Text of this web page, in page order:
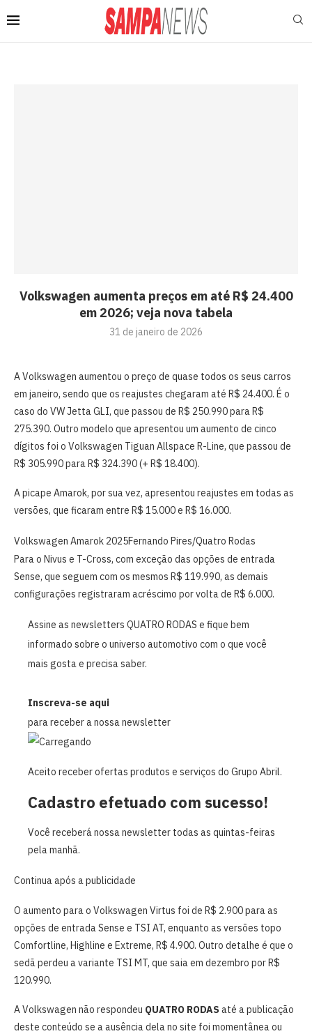
Volkswagen aumenta preços em até R$ 24.400
em 2026; veja nova tabela
31 de janeiro de 2026
A Volkswagen aumentou o preço de quase todos os seus carros
em janeiro, sendo que os reajustes chegaram até R$ 24.400. É o
caso do VW Jetta GLI, que passou de R$ 250.990 para R$
275.390. Outro modelo que apresentou um aumento de cinco
dígitos foi o Volkswagen Tiguan Allspace R-Line, que passou de
R$ 305.990 para R$ 324.390 (+ R$ 18.400).
A picape Amarok, por sua vez, apresentou reajustes em todas as
versões, que ficaram entre R$ 15.000 e R$ 16.000.
Volkswagen Amarok 2025Fernando Pires/Quatro Rodas
Para o Nivus e T-Cross, com exceção das opções de entrada
Sense, que seguem com os mesmos R$ 119.990, as demais
configurações registraram acréscimo por volta de R$ 6.000.
Assine as newsletters QUATRO RODAS e fique bem
informado sobre o universo automotivo com o que você
mais gosta e precisa saber.
Inscreva-se aqui
para receber a nossa newsletter
Aceito receber ofertas produtos e serviços do Grupo Abril.
Cadastro efetuado com sucesso!
Você receberá nossa newsletter todas as quintas-feiras
pela manhã.
Continua após a publicidade
O aumento para o Volkswagen Virtus foi de R$ 2.900 para as
opções de entrada Sense e TSI AT, enquanto as versões topo
Comfortline, Highline e Extreme, R$ 4.900. Outro detalhe é que o
sedã perdeu a variante TSI MT, que saia em dezembro por R$
120.990.
A Volkswagen não respondeu QUATRO RODASaté a publicação
deste conteúdo se a ausência dela no site foi momentânea ou